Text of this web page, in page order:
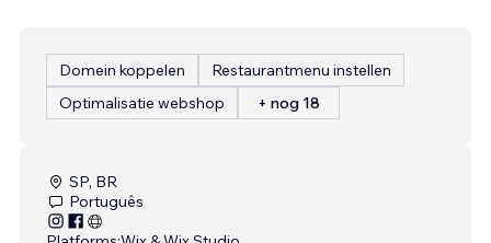
Domein koppelen
Restaurantmenu instellen
Optimalisatie webshop
+ nog 18
SP, BR
Português